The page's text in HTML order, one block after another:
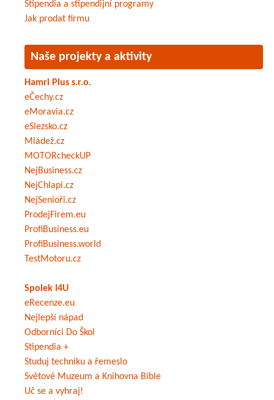
Stipendia a stipendijní programy
Jak prodat firmu
Naše projekty a aktivity
Hamri Plus s.r.o.
eČechy.cz
eMoravia.cz
eSlezsko.cz
Mládež.cz
MOTORcheckUP
NejBusiness.cz
NejChlapi.cz
NejSenioři.cz
ProdejFirem.eu
ProfiBusiness.eu
ProfiBusiness.world
TestMotoru.cz
Spolek I4U
eRecenze.eu
Nejlepší nápad
Odborníci Do Škol
Stipendia +
Studuj techniku a řemeslo
Světové Muzeum a Knihovna Bible
Uč se a vyhraj!